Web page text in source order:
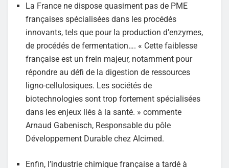
La France ne dispose quasiment pas de PME
françaises spécialisées dans les procédés
innovants, tels que pour la production d’enzymes,
de procédés de fermentation…. « Cette faiblesse
française est un frein majeur, notamment pour
répondre au défi de la digestion de ressources
ligno-cellulosiques. Les sociétés de
biotechnologies sont trop fortement spécialisées
dans les enjeux liés à la santé. » commente
Arnaud Gabenisch, Responsable du pôle
Développement Durable chez Alcimed.
Enfin, l’industrie chimique française a tardé à